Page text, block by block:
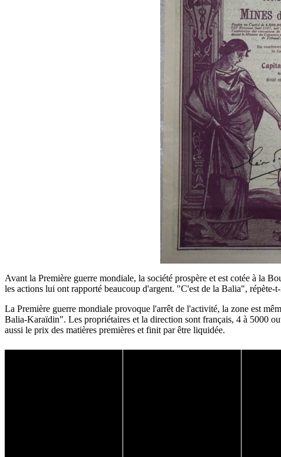
Avant la Première guerre mondiale, la société prospère et est cotée à la
les actions lui ont rapporté beaucoup d'argent. "C'est de la Balia",
La Première guerre mondiale provoque l'arrêt de l'activité, la zone est
Balia-Karaïdin". Les propriétaires et la direction sont français, 4 à 5000
aussi le prix des matières premières et finit par être liquidée.